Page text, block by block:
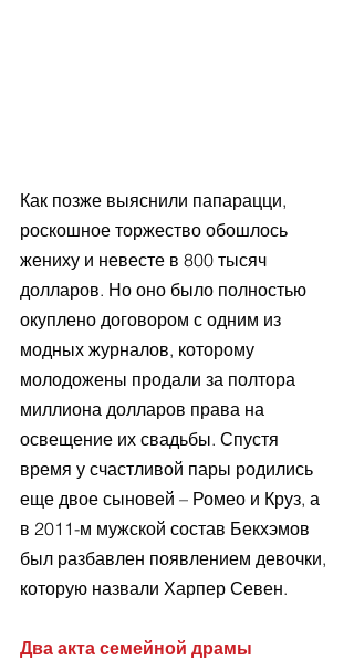
Как позже выяснили папарацци,
роскошное торжество обошлось
жениху и невесте в 800 тысяч
долларов. Но оно было полностью
окуплено договором с одним из
модных журналов, которому
молодожены продали за полтора
миллиона долларов права на
освещение их свадьбы. Спустя
время у счастливой пары родились
еще двое сыновей – Ромео и Круз, а
в 2011-м мужской состав Бекхэмов
был разбавлен появлением девочки,
которую назвали Харпер Севен.
Два акта семейной драмы